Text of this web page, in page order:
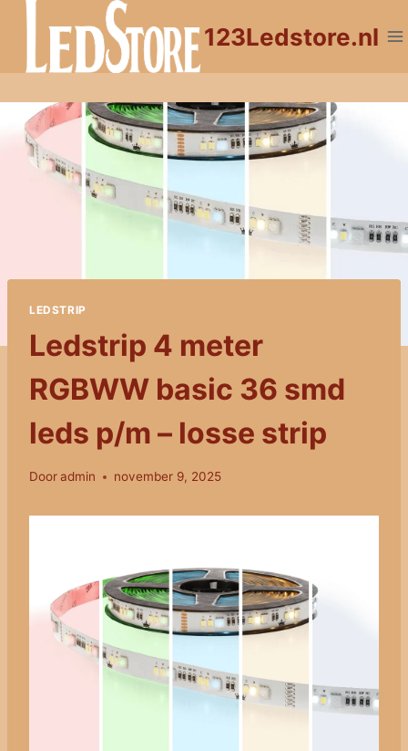
Doorgaan
inhoud
123Ledstore.nl
LEDSTRIP
Ledstrip 4 meter
RGBWW basic 36 smd
leds p/m – losse strip
Dooradmin november 9, 2025